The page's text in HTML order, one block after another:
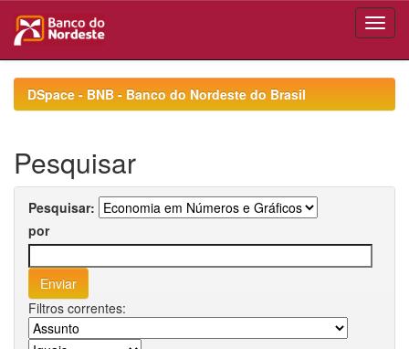
navigationDSpace - BNB - Banco do Nordeste do Brasil
Pesquisar
Pesquisar:
por
Filtros correntes: